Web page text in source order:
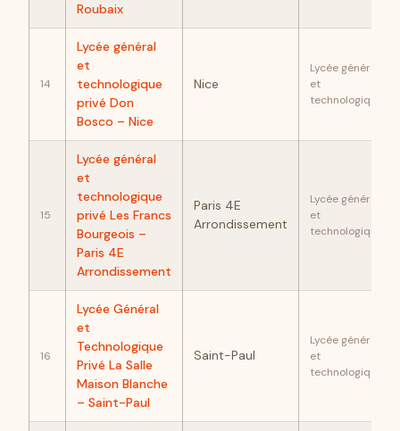
Roubaix
14
Lycée général
et
technologique
privé Don
Bosco – Nice
Nice
Lycée général
et
technologique
15
Lycée général
et
technologique
privé Les Francs
Bourgeois –
Paris 4E
Arrondissement
Paris 4E
Arrondissement
Lycée général
et
technologique
16
Lycée Général
et
Technologique
Privé La Salle
Maison Blanche
– Saint-Paul
Saint-Paul
Lycée général
et
technologique